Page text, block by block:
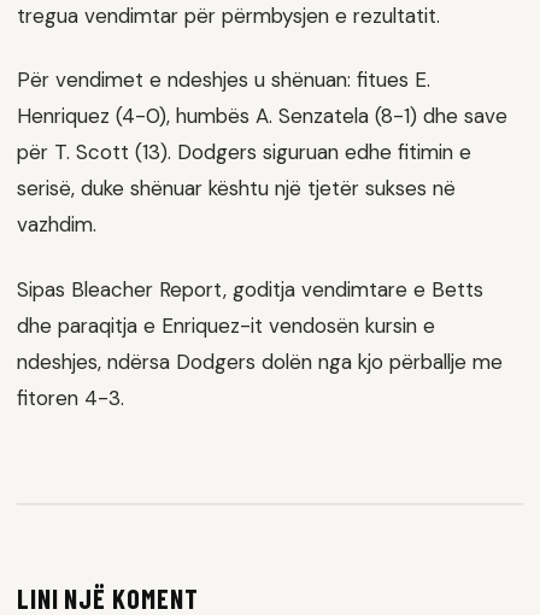
tregua vendimtar për përmbysjen e rezultatit.
Për vendimet e ndeshjes u shënuan: fitues E.
Henriquez (4-0), humbës A. Senzatela (8-1) dhe save
për T. Scott (13). Dodgers siguruan edhe fitimin e
serisë, duke shënuar kështu një tjetër sukses në
vazhdim.
Sipas Bleacher Report, goditja vendimtare e Betts
dhe paraqitja e Enriquez-it vendosën kursin e
ndeshjes, ndërsa Dodgers dolën nga kjo përballje me
fitoren 4-3.
LINI NJË KOMENT